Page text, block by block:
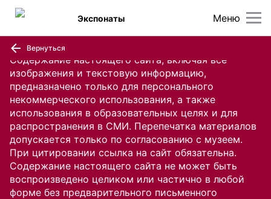
Содержание настоящего сайта, включая все
изображения и текстовую информацию,
предназначено только для персонального
некоммерческого использования, а также
использования в образовательных целях и для
распространения в СМИ. Перепечатка материалов
допускается только по согласованию с музеем.
При цитировании ссылка на сайт обязательна.
Содержание настоящего сайта не может быть
воспроизведено целиком или частично в любой
форме без предварительного письменного
Меню
Экспонаты
Вернуться